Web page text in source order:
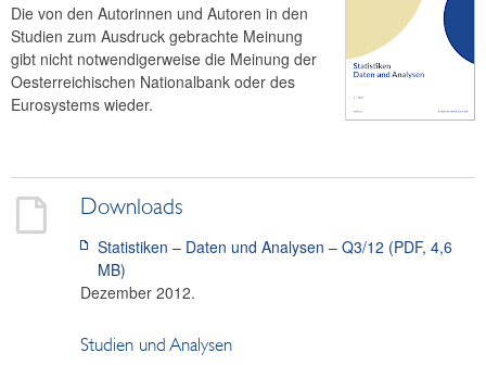
Statistiken Sonderhefte
Statistik im Fokus
Statistik-Notizen
Zahlungsverkehr
Die von den Autorinnen und Autoren in den
Studien zum Ausdruck gebrachte Meinung
gibt nicht notwendigerweise die Meinung der
Oesterreichischen Nationalbank oder des
Eurosystems wieder.
Downloads
Statistiken – Daten und Analysen – Q3/12 (PDF,4,6
MB)
Dezember 2012.
Studien und Analysen